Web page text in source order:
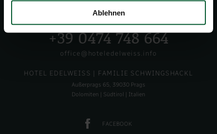
Ablehnen
+39 0474 748 664
office@hoteledelweiss.info
HOTEL EDELWEISS | FAMILIE SCHWINGSHACKL
Außerprags 65, 39030 Prags
Dolomiten | Südtirol | Italien
FACEBOOK